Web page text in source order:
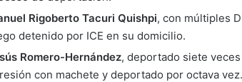
Rigoberto Tacuri Quishpi, con múltiples
detenido por ICE en su domicilio.
Romero-Hernández, deportado siete
con machete y deportado por octava vez.